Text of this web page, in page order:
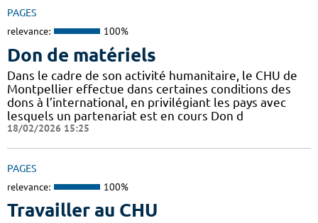
PAGES
relevance: 100%
Don de matériels
Dans le cadre de son activité humanitaire, le CHU de
Montpellier effectue dans certaines conditions des
dons à l’international, en privilégiant les pays avec
lesquels un partenariat est en cours Don d
18/02/2026 15:25
PAGES
relevance: 100%
Travailler au CHU